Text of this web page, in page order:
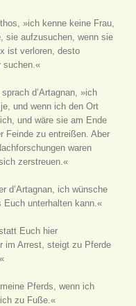
»ich kenne keine Frau,
sie aufzusuchen, wenn sie
ist verloren, desto
suchen.«
d’Artagnan, »ich
und wenn ich den Ort
und wäre sie am Ende
Feinde zu entreißen. Aber
waren
zerstreuen.«
d’Artagnan, ich wünsche
unterhalten kann.«
Euch hier
im Arrest, steigt zu Pferde
Pferds, wenn ich
zu Fuße.«